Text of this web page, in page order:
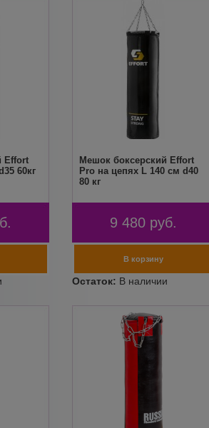
Effort
60кг
Мешок боксерский Effort
Pro на цепях L 140 см d40
80 кг
9 480 руб.